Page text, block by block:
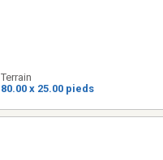
Terrain
80.00 x 25.00 pieds